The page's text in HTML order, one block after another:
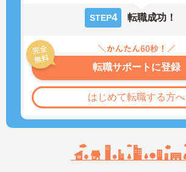
STEP4 転職成功！
転職サポートに登録
はじめて転職する方へ